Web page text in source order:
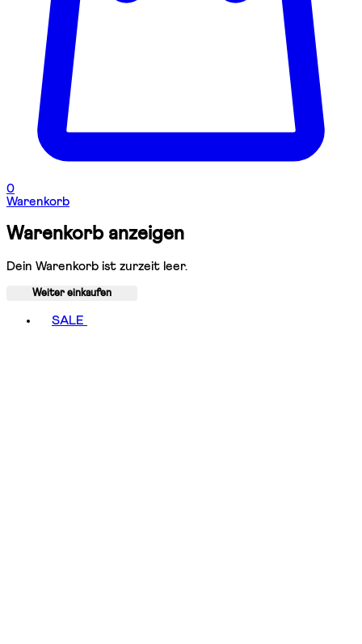
0
Warenkorb
Warenkorb anzeigen
Dein Warenkorb ist zurzeit leer.
Weiter einkaufen
SALE